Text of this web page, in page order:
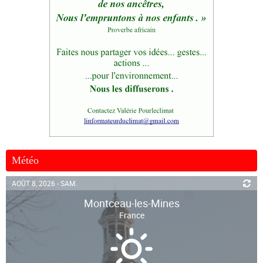
Météo
AOÛT 8, 2026 - SAM.
Montceau-les-Mines
France